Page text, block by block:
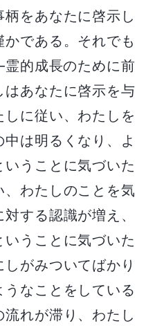
をあなたに啓示し
である。それでも
的成長のために前
あなたに啓示を与
に従い、わたしを
は明るくなり、よ
いうことに気づいた
わたしのことを気
する認識が増え、
うことに気づいた
がみついてばかり
なことをしている
れが滞り、わたし